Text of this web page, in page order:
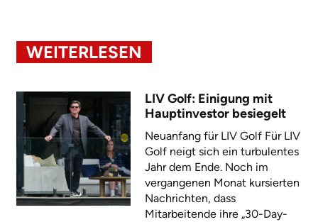
WEITERLESEN
LIV Golf: Einigung mit
Hauptinvestor besiegelt
Neuanfang für LIV Golf Für LIV
Golf neigt sich ein turbulentes
Jahr dem Ende. Noch im
vergangenen Monat kursierten
Nachrichten, dass
Mitarbeitende ihre „30-Day-